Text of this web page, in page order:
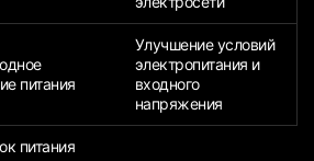
питания
Улучшение условий
электропитания и
входного
напряжения
питания